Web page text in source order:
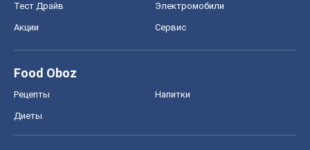
Тест Драйв Электромобили
Акции Сервис
Food Oboz
Рецепты Напитки
Диеты